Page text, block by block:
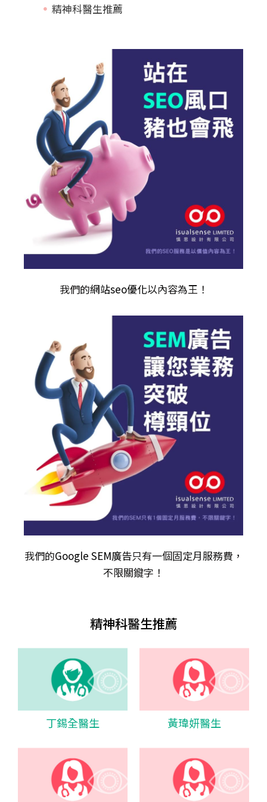
精神科醫生推薦
我們的網站seo優化以內容為王！
我們的Google SEM廣告只有一個固定月服務費，
不限關𨫡字！
精神科醫生推薦
丁錫全醫生 黃瑋妍醫生